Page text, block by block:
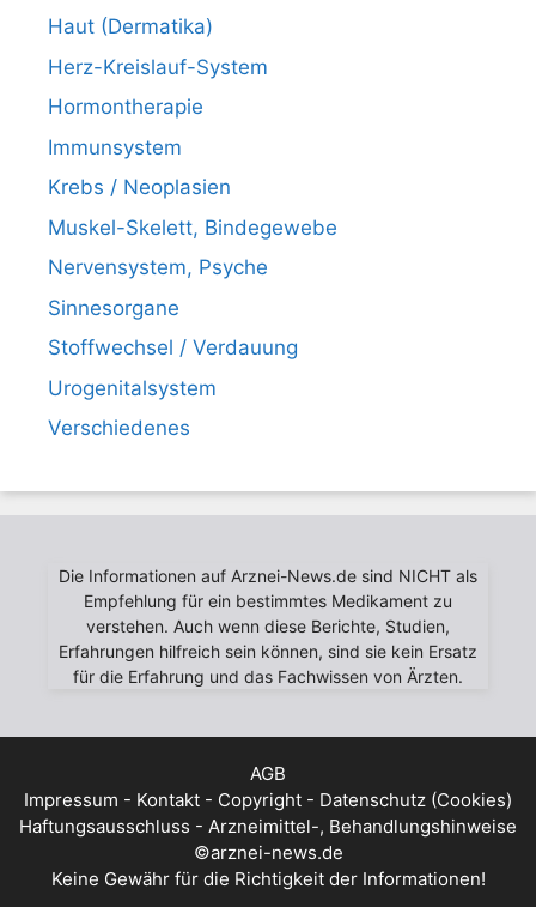
Haut (Dermatika)
Herz-Kreislauf-System
Hormontherapie
Immunsystem
Krebs / Neoplasien
Muskel-Skelett, Bindegewebe
Nervensystem, Psyche
Sinnesorgane
Stoffwechsel / Verdauung
Urogenitalsystem
Verschiedenes
Die Informationen auf Arznei-News.de sind NICHT als
Empfehlung für ein bestimmtes Medikament zu
verstehen. Auch wenn diese Berichte, Studien,
Erfahrungen hilfreich sein können, sind sie kein Ersatz
für die Erfahrung und das Fachwissen von Ärzten.
AGB
Impressum - Kontakt - Copyright - Datenschutz (Cookies)
Haftungsausschluss - Arzneimittel-, Behandlungshinweise
©arznei-news.de
Keine Gewähr für die Richtigkeit der Informationen!